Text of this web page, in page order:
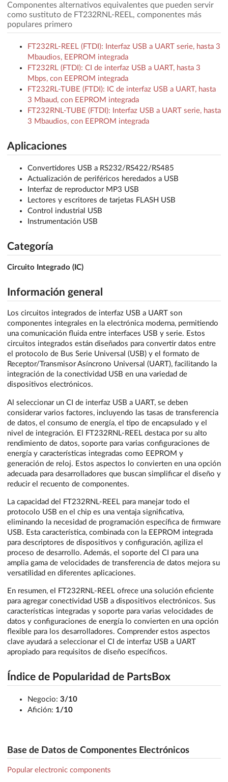
Componentes alternativos equivalentes que pueden servir
como sustituto de FT232RNL-REEL, componentes más
populares primero
FT232RL-REEL (FTDI): Interfaz USB a UART serie, hasta 3
Mbaudios, EEPROM integrada
FT232RL (FTDI): CI de interfaz USB a UART, hasta 3
Mbps, con EEPROM integrada
FT232RL-TUBE (FTDI): IC de interfaz USB a UART, hasta
3 Mbaud, con EEPROM integrada
FT232RNL-TUBE (FTDI): Interfaz USB a UART serie, hasta
3 Mbaudios, con EEPROM integrada
Aplicaciones
Convertidores USB a RS232/RS422/RS485
Actualización de periféricos heredados a USB
Interfaz de reproductor MP3 USB
Lectores y escritores de tarjetas FLASH USB
Control industrial USB
Instrumentación USB
Categoría
Circuito Integrado (IC)
Información general
Los circuitos integrados de interfaz USB a UART son
componentes integrales en la electrónica moderna, permitiendo
una comunicación fluida entre interfaces USB y serie. Estos
circuitos integrados están diseñados para convertir datos entre
el protocolo de Bus Serie Universal (USB) y el formato de
Receptor/Transmisor Asíncrono Universal (UART), facilitando la
integración de la conectividad USB en una variedad de
dispositivos electrónicos.
Al seleccionar un CI de interfaz USB a UART, se deben
considerar varios factores, incluyendo las tasas de transferencia
de datos, el consumo de energía, el tipo de encapsulado y el
nivel de integración. El FT232RNL-REEL destaca por su alto
rendimiento de datos, soporte para varias configuraciones de
energía y características integradas como EEPROM y
generación de reloj. Estos aspectos lo convierten en una opción
adecuada para desarrolladores que buscan simplificar el diseño y
reducir el recuento de componentes.
La capacidad del FT232RNL-REEL para manejar todo el
protocolo USB en el chip es una ventaja significativa,
eliminando la necesidad de programación específica de firmware
USB. Esta característica, combinada con la EEPROM integrada
para descriptores de dispositivos y configuración, agiliza el
proceso de desarrollo. Además, el soporte del CI para una
amplia gama de velocidades de transferencia de datos mejora su
versatilidad en diferentes aplicaciones.
En resumen, el FT232RNL-REEL ofrece una solución eficiente
para agregar conectividad USB a dispositivos electrónicos. Sus
características integradas y soporte para varias velocidades de
datos y configuraciones de energía lo convierten en una opción
flexible para los desarrolladores. Comprender estos aspectos
clave ayudará a seleccionar el CI de interfaz USB a UART
apropiado para requisitos de diseño específicos.
Índice de Popularidad de PartsBox
Negocio: 3/10
Afición: 1/10
Base de Datos de Componentes Electrónicos
Popular electronic components